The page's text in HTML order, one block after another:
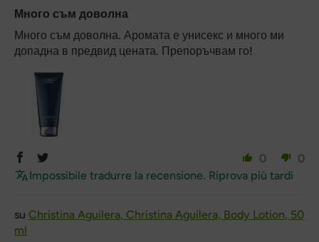
Много съм доволна
Много съм доволна. Аромата е унисекс и много ми
допадна в предвид цената. Препоръчвам го!
0
0
Impossibile tradurre la recensione. Riprova più tardi
Christina Aguilera, Christina Aguilera, Body Lotion, 50
ml